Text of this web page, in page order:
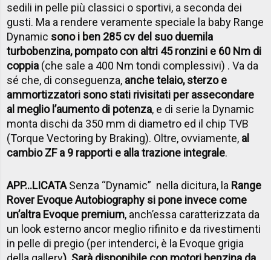
sedili in pelle più classici o sportivi, a seconda dei
gusti. Ma a rendere veramente speciale la baby Range
Dynamic sono i ben 285 cv del suo duemila
turbobenzina, pompato con altri 45 ronzini e 60 Nm di
coppia (che sale a 400 Nm tondi complessivi) . Va da
sé che, di conseguenza, anche telaio, sterzo e
ammortizzatori sono stati rivisitati per assecondare
al meglio l’aumento di potenza, e di serie la Dynamic
monta dischi da 350 mm di diametro ed il chip TVB
(Torque Vectoring by Braking). Oltre, ovviamente, al
cambio ZF a 9 rapporti e alla trazione integrale.
APP...LICATASenza “Dynamic” nella dicitura, la Range
Rover Evoque Autobiography si pone invece come
un’altra Evoque premium, anch’essa caratterizzata da
un look esterno ancor meglio rifinito e da rivestimenti
in pelle di pregio (per intenderci, è la Evoque grigia